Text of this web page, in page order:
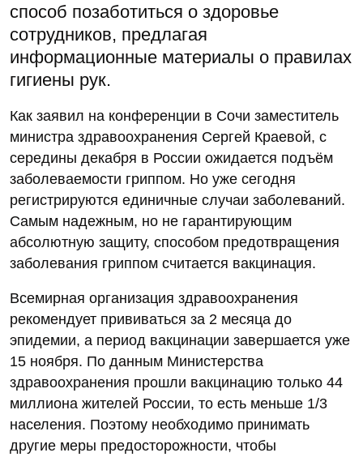
способ позаботиться о здоровье
сотрудников, предлагая
информационные материалы о правилах
гигиены рук.
Как заявил на конференции в Сочи заместитель
министра здравоохранения Сергей Краевой, с
середины декабря в России ожидается подъём
заболеваемости гриппом. Но уже сегодня
регистрируются единичные случаи заболеваний.
Самым надежным, но не гарантирующим
абсолютную защиту, способом предотвращения
заболевания гриппом считается вакцинация.
Всемирная организация здравоохранения
рекомендует прививаться за 2 месяца до
эпидемии, а период вакцинации завершается уже
15 ноября. По данным Министерства
здравоохранения прошли вакцинацию только 44
миллиона жителей России, то есть меньше 1/3
населения. Поэтому необходимо принимать
другие меры предосторожности, чтобы